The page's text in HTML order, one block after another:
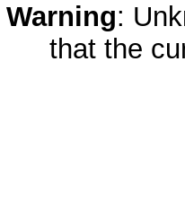
Warning:
that the